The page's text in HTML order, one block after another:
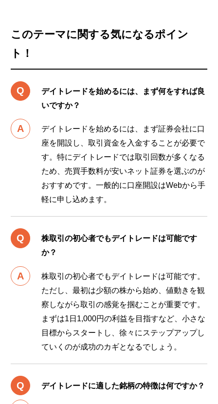
このテーマに関する気になるポイン
ト！
デイトレードを始めるには、まず何をすれば良
いですか？
デイトレードを始めるには、まず証券会社に口
座を開設し、取引資金を入金することが必要で
す。特にデイトレードでは取引回数が多くなる
ため、売買手数料が安いネット証券を選ぶのが
おすすめです。一般的に口座開設はWebから手
軽に申し込めます。
株取引の初心者でもデイトレードは可能です
か？
株取引の初心者でもデイトレードは可能です。
ただし、最初は少額の株から始め、値動きを観
察しながら取引の感覚を掴むことが重要です。
まずは1日1,000円の利益を目指すなど、小さな
目標からスタートし、徐々にステップアップし
ていくのが成功のカギとなるでしょう。
デイトレードに適した銘柄の特徴は何ですか？